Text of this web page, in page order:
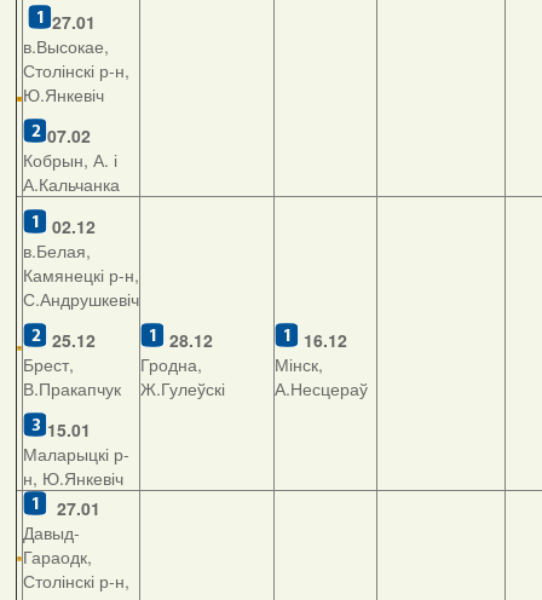
27.01
в.Высокае,
Столінскі р-н,
Ю.Янкевіч
07.02
Кобрын, А. і
А.Кальчанка
02.12
в.Белая,
Камянецкі р-н,
С.Андрушкевіч
25.12
Брест,
В.Пракапчук
15.01
Маларыцкі р-
н, Ю.Янкевіч
28.12
Гродна,
Ж.Гулеўскі
16.12
Мінск,
А.Несцераў
27.01
Давыд-
Гараодк,
Столінскі р-н,